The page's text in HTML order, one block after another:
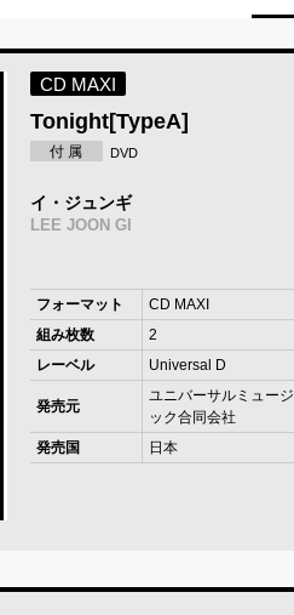
CD MAXI
Tonight[TypeA]
付 属 DVD
イ・ジュンギ
LEE JOON GI
フォーマット
CD MAXI
組み枚数
2
レーベル
Universal D
発売元
ユニバーサルミュージ
ック合同会社
発売国
日本